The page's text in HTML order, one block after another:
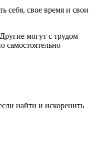
себя, свое время и свои
могут с трудом
самостоятельно
найти и искоренить